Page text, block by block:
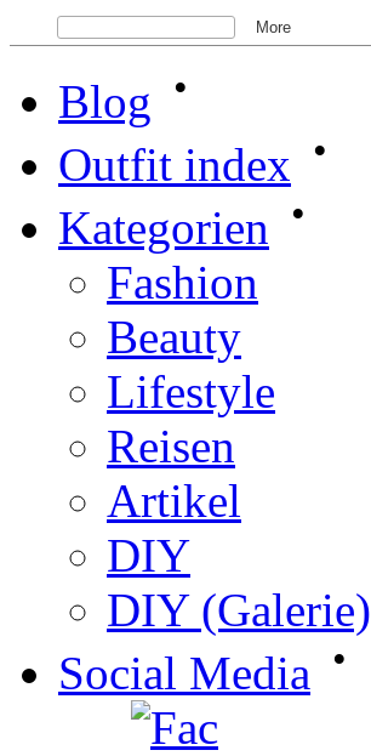
Blog •
Outfit index •
Kategorien •
Fashion
Beauty
Lifestyle
Reisen
Artikel
DIY
DIY (Galerie)
Social Media •